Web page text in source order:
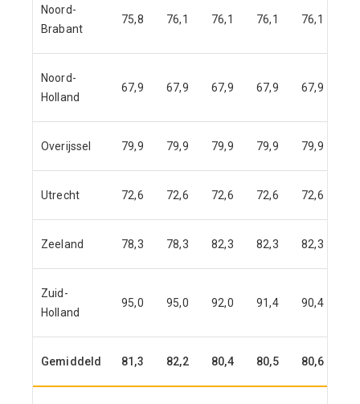
Noord-
Brabant
75,8 76,1 76,1 76,1 76,1
Noord-
Holland
67,9 67,9 67,9 67,9 67,9
Overijssel 79,9 79,9 79,9 79,9 79,9
Utrecht 72,6 72,6 72,6 72,6 72,6
Zeeland 78,3 78,3 82,3 82,3 82,3
Zuid-
Holland
95,0 95,0 92,0 91,4 90,4
Gemiddeld 81,3 82,2 80,4 80,5 80,6